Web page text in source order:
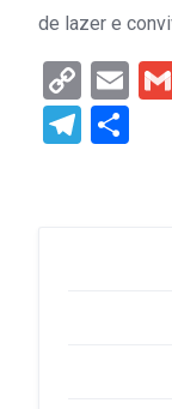
de lazer e
Copy
Link